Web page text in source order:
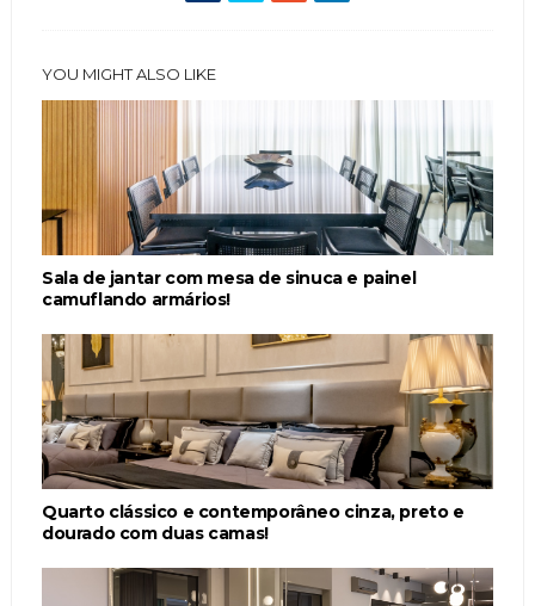
YOU MIGHT ALSO LIKE
Sala de jantar com mesa de sinuca e painel
camuflando armários!
Quarto clássico e contemporâneo cinza, preto e
dourado com duas camas!